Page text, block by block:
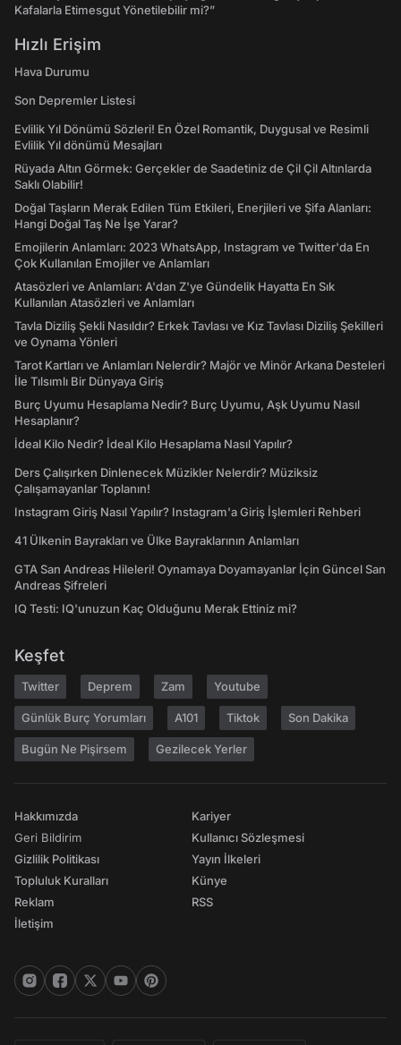
Kafalarla Etimesgut Yönetilebilir mi?”
Hızlı Erişim
Hava Durumu
Son Depremler Listesi
Evlilik Yıl Dönümü Sözleri! En Özel Romantik, Duygusal ve Resimli
Evlilik Yıl dönümü Mesajları
Rüyada Altın Görmek: Gerçekler de Saadetiniz de Çil Çil Altınlarda
Saklı Olabilir!
Doğal Taşların Merak Edilen Tüm Etkileri, Enerjileri ve Şifa Alanları:
Hangi Doğal Taş Ne İşe Yarar?
Emojilerin Anlamları: 2023 WhatsApp, Instagram ve Twitter'da En
Çok Kullanılan Emojiler ve Anlamları
Atasözleri ve Anlamları: A'dan Z'ye Gündelik Hayatta En Sık
Kullanılan Atasözleri ve Anlamları
Tavla Diziliş Şekli Nasıldır? Erkek Tavlası ve Kız Tavlası Diziliş Şekilleri
ve Oynama Yönleri
Tarot Kartları ve Anlamları Nelerdir? Majör ve Minör Arkana Desteleri
İle Tılsımlı Bir Dünyaya Giriş
Burç Uyumu Hesaplama Nedir? Burç Uyumu, Aşk Uyumu Nasıl
Hesaplanır?
İdeal Kilo Nedir? İdeal Kilo Hesaplama Nasıl Yapılır?
Ders Çalışırken Dinlenecek Müzikler Nelerdir? Müziksiz
Çalışamayanlar Toplanın!
Instagram Giriş Nasıl Yapılır? Instagram'a Giriş İşlemleri Rehberi
41 Ülkenin Bayrakları ve Ülke Bayraklarının Anlamları
GTA San Andreas Hileleri! Oynamaya Doyamayanlar İçin Güncel San
Andreas Şifreleri
IQ Testi: IQ'unuzun Kaç Olduğunu Merak Ettiniz mi?
Keşfet
Twitter Deprem Zam Youtube
Günlük Burç Yorumları A101 Tiktok Son Dakika
Bugün Ne Pişirsem Gezilecek Yerler
Hakkımızda
Geri Bildirim
Gizlilik Politikası
Topluluk Kuralları
Reklam
İletişim
Kariyer
Kullanıcı Sözleşmesi
Yayın İlkeleri
Künye
RSS